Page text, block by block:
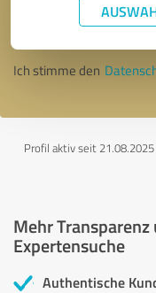
Ich stimme den
Profil aktiv seit
Mehr
Expertensuche
Authentische